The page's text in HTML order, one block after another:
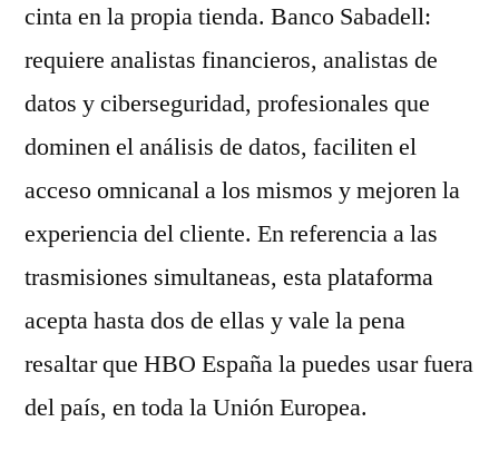
cinta en la propia tienda. Banco Sabadell:
requiere analistas financieros, analistas de
datos y ciberseguridad, profesionales que
dominen el análisis de datos, faciliten el
acceso omnicanal a los mismos y mejoren la
experiencia del cliente. En referencia a las
trasmisiones simultaneas, esta plataforma
acepta hasta dos de ellas y vale la pena
resaltar que HBO España la puedes usar fuera
del país, en toda la Unión Europea.